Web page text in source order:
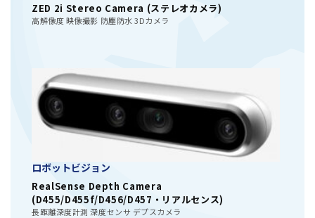
ZED 2i Stereo Camera (ステレオカメラ)
高解像度 映像撮影 防塵防水 3Dカメラ
ロボットビジョン
RealSense Depth Camera
(D455/D455f/D456/D457・リアルセンス)
長距離深度計測 深度センサ デプスカメラ